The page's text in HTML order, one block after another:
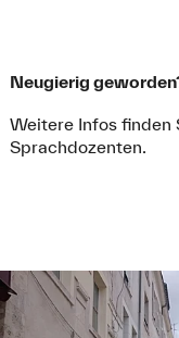
Neugierig
Weitere Infos finden
Sprachdozenten.